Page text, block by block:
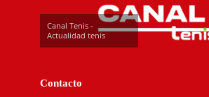
Canal Tenis -
Actualidad tenis
Contacto